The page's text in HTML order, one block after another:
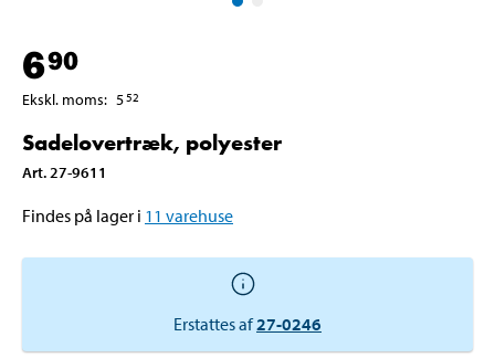
690
Ekskl. moms: 552
Sadelovertræk, polyester
Art. 27-9611
Findes på lager i 11 varehuse
Erstattes af27-0246